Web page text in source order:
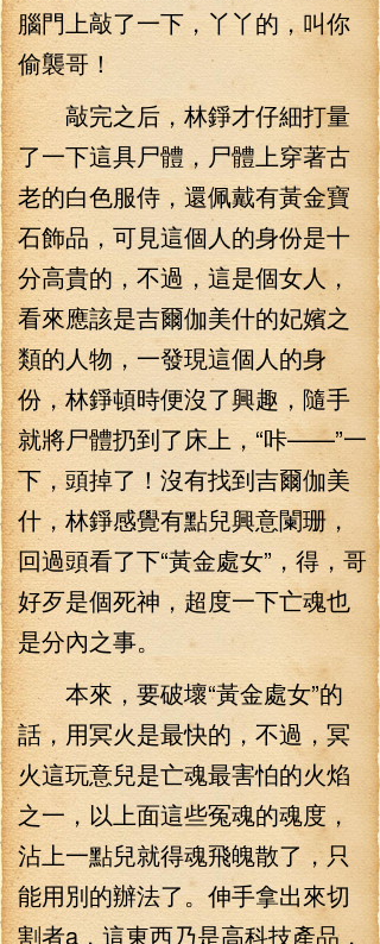
腦門上敲了一下，丫丫的，叫你
偷襲哥！
敲完之后，林錚才仔細打量
了一下這具尸體，尸體上穿著古
老的白色服侍，還佩戴有黃金寶
石飾品，可見這個人的身份是十
分高貴的，不過，這是個女人，
看來應該是吉爾伽美什的妃嬪之
類的人物，一發現這個人的身
份，林錚頓時便沒了興趣，隨手
就將尸體扔到了床上，“咔——”一
下，頭掉了！沒有找到吉爾伽美
什，林錚感覺有點兒興意闌珊，
回過頭看了下“黃金處女”，得，哥
好歹是個死神，超度一下亡魂也
是分內之事。
本來，要破壞“黃金處女”的
話，用冥火是最快的，不過，冥
火這玩意兒是亡魂最害怕的火焰
之一，以上面這些冤魂的魂度，
沾上一點兒就得魂飛魄散了，只
能用別的辦法了。伸手拿出來切
割者a，這東西乃是高科技產品，